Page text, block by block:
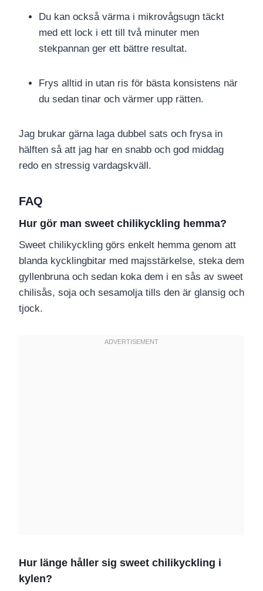
Du kan också värma i mikrovågsugn täckt
med ett lock i ett till två minuter men
stekpannan ger ett bättre resultat.
Frys alltid in utan ris för bästa konsistens när
du sedan tinar och värmer upp rätten.
Jag brukar gärna laga dubbel sats och frysa in
hälften så att jag har en snabb och god middag
redo en stressig vardagskväll.
FAQ
Hur gör man sweet chilikyckling hemma?
Sweet chilikyckling görs enkelt hemma genom att
blanda kycklingbitar med majsstärkelse, steka dem
gyllenbruna och sedan koka dem i en sås av sweet
chilisås, soja och sesamolja tills den är glansig och
tjock.
Hur länge håller sig sweet chilikyckling i
kylen?